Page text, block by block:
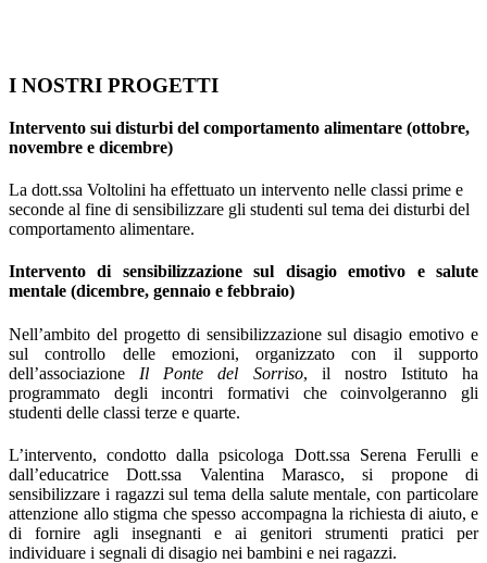
I NOSTRI PROGETTI
Intervento sui disturbi del comportamento alimentare (ottobre,
novembre e dicembre)
La dott.ssa Voltolini ha effettuato un intervento nelle classi prime e
seconde al fine di sensibilizzare gli studenti sul tema dei disturbi del
comportamento alimentare.
Intervento di sensibilizzazione sul disagio emotivo e salute
mentale (dicembre, gennaio e febbraio)
Nell’ambito del progetto di sensibilizzazione sul disagio emotivo e
sul controllo delle emozioni, organizzato con il supporto
dell’associazione Il Ponte del Sorriso, il nostro Istituto ha
programmato degli incontri formativi che coinvolgeranno gli
studenti delle classi terze e quarte.
L’intervento, condotto dalla psicologa Dott.ssa Serena Ferulli e
dall’educatrice Dott.ssa Valentina Marasco, si propone di
sensibilizzare i ragazzi sul tema della salute mentale, con particolare
attenzione allo stigma che spesso accompagna la richiesta di aiuto, e
di fornire agli insegnanti e ai genitori strumenti pratici per
individuare i segnali di disagio nei bambini e nei ragazzi.